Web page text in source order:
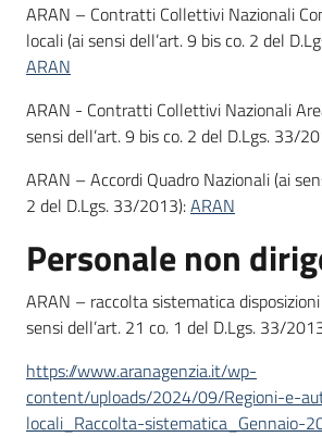
l'impiego
per
te
su
ARAN – Contratti Collettivi Nazionali
locali (ai sensi dell’art. 9 bis co. 2 del
ARAN
ARAN - Contratti Collettivi Nazionali
sensi dell’art. 9 bis co. 2 del D.Lgs. 33/
ARAN – Accordi Quadro Nazionali (ai
2 del D.Lgs. 33/2013):ARAN
Personale non
ARAN – raccolta sistematica
sensi dell’art. 21 co. 1 del D.Lgs. 33/
https://www.aranagenzia.it/wp-
content/uploads/2024/09/Regioni-e-
locali_Raccolta-sistematica_Gennaio-